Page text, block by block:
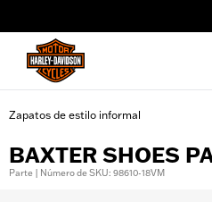
Zapatos de estilo informal
BAXTER SHOES
Parte | Número de SKU: 98610-18VM